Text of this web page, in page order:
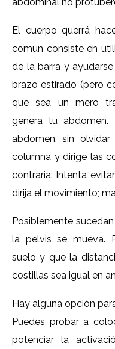
El cuerpo querrá
común consiste en
de la barra y
brazo estirado (pero
que sea un mero
genera tu
abdomen, sin
columna y dirige las
contraria. Intenta
dirija el movimiento;
Posiblemente
la pelvis se mueva.
suelo y que la
costillas sea igual en
Hay alguna opción
Puedes probar a
potenciar la